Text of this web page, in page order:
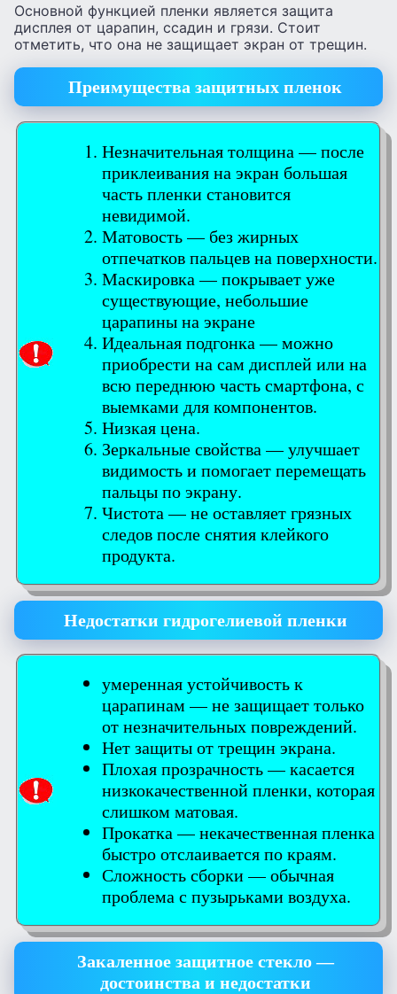
Основной функцией пленки является защита
дисплея от царапин, ссадин и грязи. Стоит
отметить, что она не защищает экран от трещин.
Преимущества защитных пленок
Незначительная толщина — после
приклеивания на экран большая
часть пленки становится
невидимой.
Матовость — без жирных
отпечатков пальцев на поверхности.
Маскировка — покрывает уже
существующие, небольшие
царапины на экране
Идеальная подгонка — можно
приобрести на сам дисплей или на
всю переднюю часть смартфона, с
выемками для компонентов.
Низкая цена.
Зеркальные свойства — улучшает
видимость и помогает перемещать
пальцы по экрану.
Чистота — не оставляет грязных
следов после снятия клейкого
продукта.
Недостатки гидрогелиевой пленки
умеренная устойчивость к
царапинам — не защищает только
от незначительных повреждений.
Нет защиты от трещин экрана.
Плохая прозрачность — касается
низкокачественной пленки, которая
слишком матовая.
Прокатка — некачественная пленка
быстро отслаивается по краям.
Сложность сборки — обычная
проблема с пузырьками воздуха.
Закаленное защитное стекло —
достоинства и недостатки